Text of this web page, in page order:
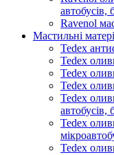
автобусів,
Ravenol
Мастильні
Tedex
Tedex
Tedex
Tedex
Tedex
автобусів,
Tedex
Tedex